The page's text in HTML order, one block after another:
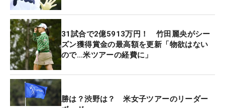
31試合で2億5913万円！ 竹田麗央がシー
ズン獲得賞金の最高額を更新「物欲はない
ので…米ツアーの経費に」
勝は？渋野は？ 米女子ツアーのリーダー